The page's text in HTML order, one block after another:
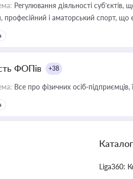
Регулювання діяльності
професійний і аматорський спорт, що
реалізації державної політики у цій
ФОПів +38
Все про фізичних осіб-
Liga360: